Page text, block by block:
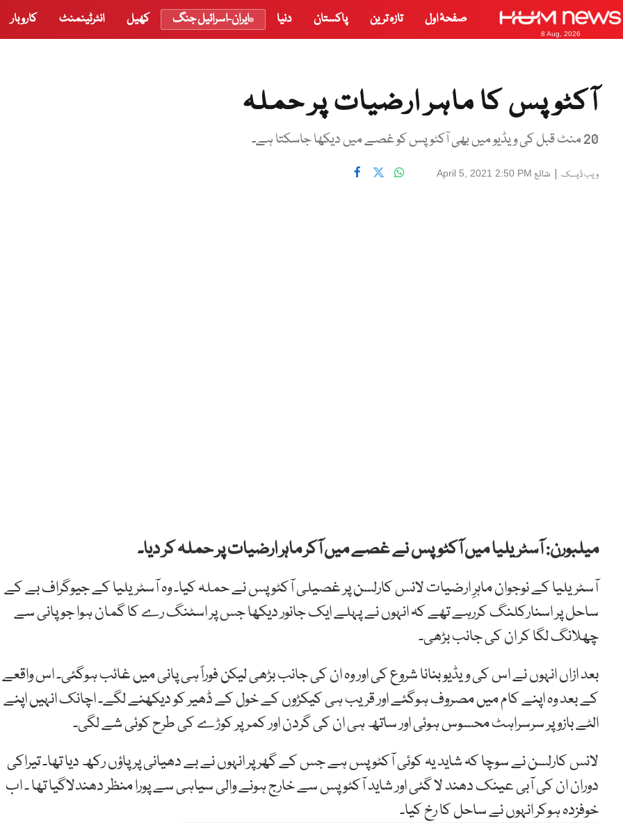
8 Aug, 2026
صفحۂ اول تازہ ترین پاکستان دنیا ایران-اسرائیل جنگ کھیل انٹرٹینمنٹ کاروبار
آکٹوپس کا ماہر ارضیات پر حملہ
20 منٹ قبل کی ویڈیو میں بھی آکٹوپس کو غصے میں دیکھا جاسکتا ہے۔
ویب ڈیسک | شائع April 5, 2021 2:50 PM
میلبورن: آسٹریلیا میں آکٹوپس نے غصے میں آکر ماہر ارضیات پر حملہ کر دیا۔
آسٹریلیا کے نوجوان ماہرِ ارضیات لانس کارلسن پر غصیلی آکٹوپس نے حملہ کیا۔ وہ آسٹریلیا کے جیوگراف بے کے
ساحل پر اسنارکلنگ کررہے تھے کہ انہوں نے پہلے ایک جانور دیکھا جس پر اسٹنگ رے کا گمان ہوا جو پانی سے
چھلانگ لگا کر ان کی جانب بڑھی۔
بعد ازاں انہوں نے اس کی ویڈیو بنانا شروع کی اور وہ ان کی جانب بڑھی لیکن فوراً ہی پانی میں غائب ہوگئی۔ اس واقعے
کے بعد وہ اپنے کام میں مصروف ہوگئے اور قریب ہی کیکڑوں کے خول کے ڈھیر کو دیکھنے لگے۔ اچانک انہیں اپنے
الٹے بازو پر سرسراہٹ محسوس ہوئی اور ساتھ ہی ان کی گردن اور کمر پر کوڑے کی طرح کوئی شے لگی۔
لانس کارلسن نے سوچا کہ شاید یہ کوئی آکٹوپس ہے جس کے گھر پر انہوں نے بے دھیانی پر پاؤں رکھ دیا تھا۔ تیراکی
دوران ان کی آبی عینک دھند لا گئی اور شاید آکٹوپس سے خارج ہونے والی سیاہی سے پورا منظر دھندلاگیا تھا ۔ اب
خوفزدہ ہوکر انہوں نے ساحل کا رخ کیا۔